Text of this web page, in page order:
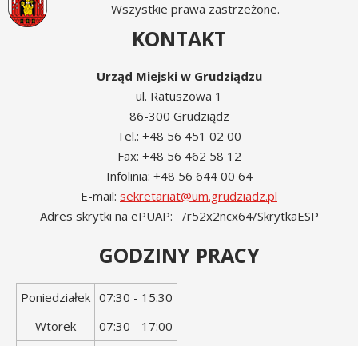
Wszystkie prawa zastrzeżone.
KONTAKT
Urząd Miejski w Grudziądzu
ul. Ratuszowa 1
86-300 Grudziądz
Tel.: +48 56 451 02 00
Fax: +48 56 462 58 12
Infolinia: +48 56 644 00 64
E-mail: sekretariat@um.grudziadz.pl
Adres skrytki na ePUAP: /r52x2ncx64/SkrytkaESP
GODZINY PRACY
Dzień
tygodnia
Godziny
otwarcia
Poniedziałek 07:30 - 15:30
Wtorek
07:30 - 17:00